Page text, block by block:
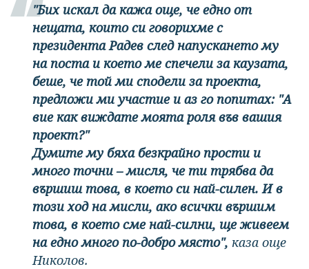
"Бих искал да кажа още, че едно от
нещата, които си говорихме с
президента Радев след напускането му
на поста и което ме спечели за каузата,
беше, че той ми сподели за проекта,
предложи ми участие и аз го попитах: "А
вие как виждате моята роля във вашия
проект?"
Думите му бяха безкрайно прости и
много точни – мисля, че ти трябва да
вършиш това, в което си най-силен. И в
този ход на мисли, ако всички вършим
това, в което сме най-силни, ще живеем
на едно много по-добро място", каза още
Николов.